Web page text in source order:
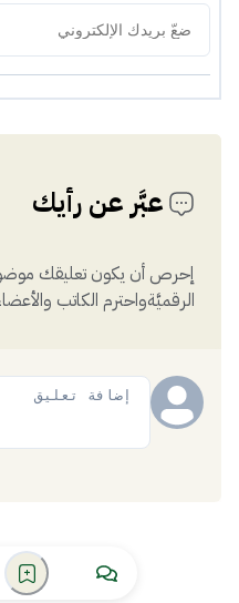
عبَّر عن رأيك
إحرص أن يكون تعليقك
الرقميَّةواحترم الكاتب